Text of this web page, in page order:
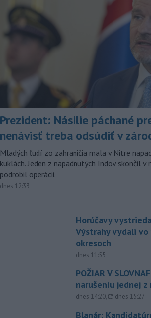
Prezident: Násilie páchané
nenávisť treba odsúdiť v
Mladých ľudí zo zahraničia mala v Nitre
kuklách. Jeden z napadnutých Indov skončil v
podrobil operácii.
dnes 12:33
Horúčavy
Výstrahy vydali vo
okresoch
dnes 11:55
POŽIAR V
narušeniu jednej z
dnes 14:20, aktualizované
dnes 15:27
Blanár: